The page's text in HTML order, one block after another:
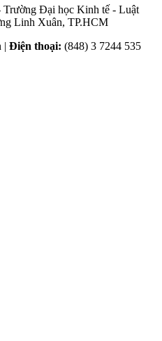
Đại học Kinh tế - Luật
Linh Xuân, TP.HCM
| Điện thoại: (848) 3 7244 535